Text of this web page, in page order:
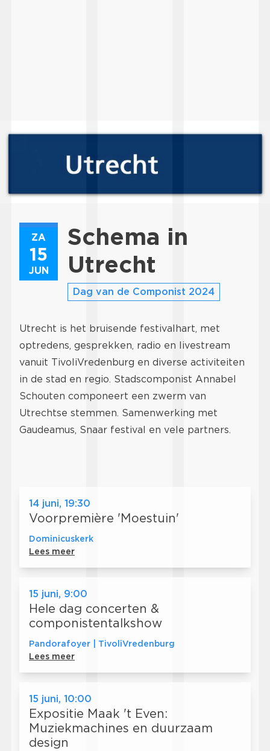
ZA
15
JUN
Schema in
Utrecht
Dag van de Componist 2024
Utrecht is het bruisende festivalhart, met
optredens, gesprekken, radio en livestream
vanuit TivoliVredenburg en diverse activiteiten
in de stad en regio. Stadscomponist Annabel
Schouten componeert een zwerm van
Utrechtse stemmen. Samenwerking met
Gaudeamus, Snaar festival en vele partners.
14 juni, 19:30
Voorpremière 'Moestuin'
Dominicuskerk
Lees meer
15 juni, 9:00
Hele dag concerten &
componistentalkshow
Pandorafoyer | TivoliVredenburg
Lees meer
15 juni, 10:00
Expositie Maak 't Even:
Muziekmachines en duurzaam
design